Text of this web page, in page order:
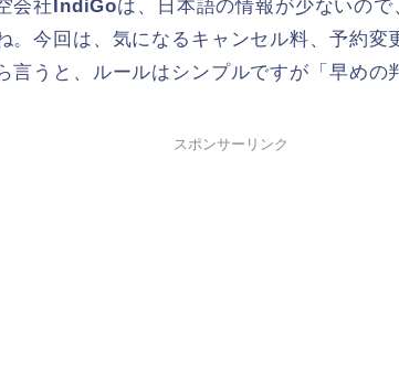
会社IndiGoは、日本語の情報が少ないの
。今回は、気になるキャンセル料、予約変
言うと、ルールはシンプルですが「早めの
スポンサーリンク